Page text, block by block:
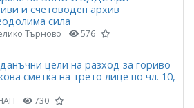
и счетоводен архив
сила
Търново 576
цели на разход за гориво
сметка на трето лице по чл. 10,
730